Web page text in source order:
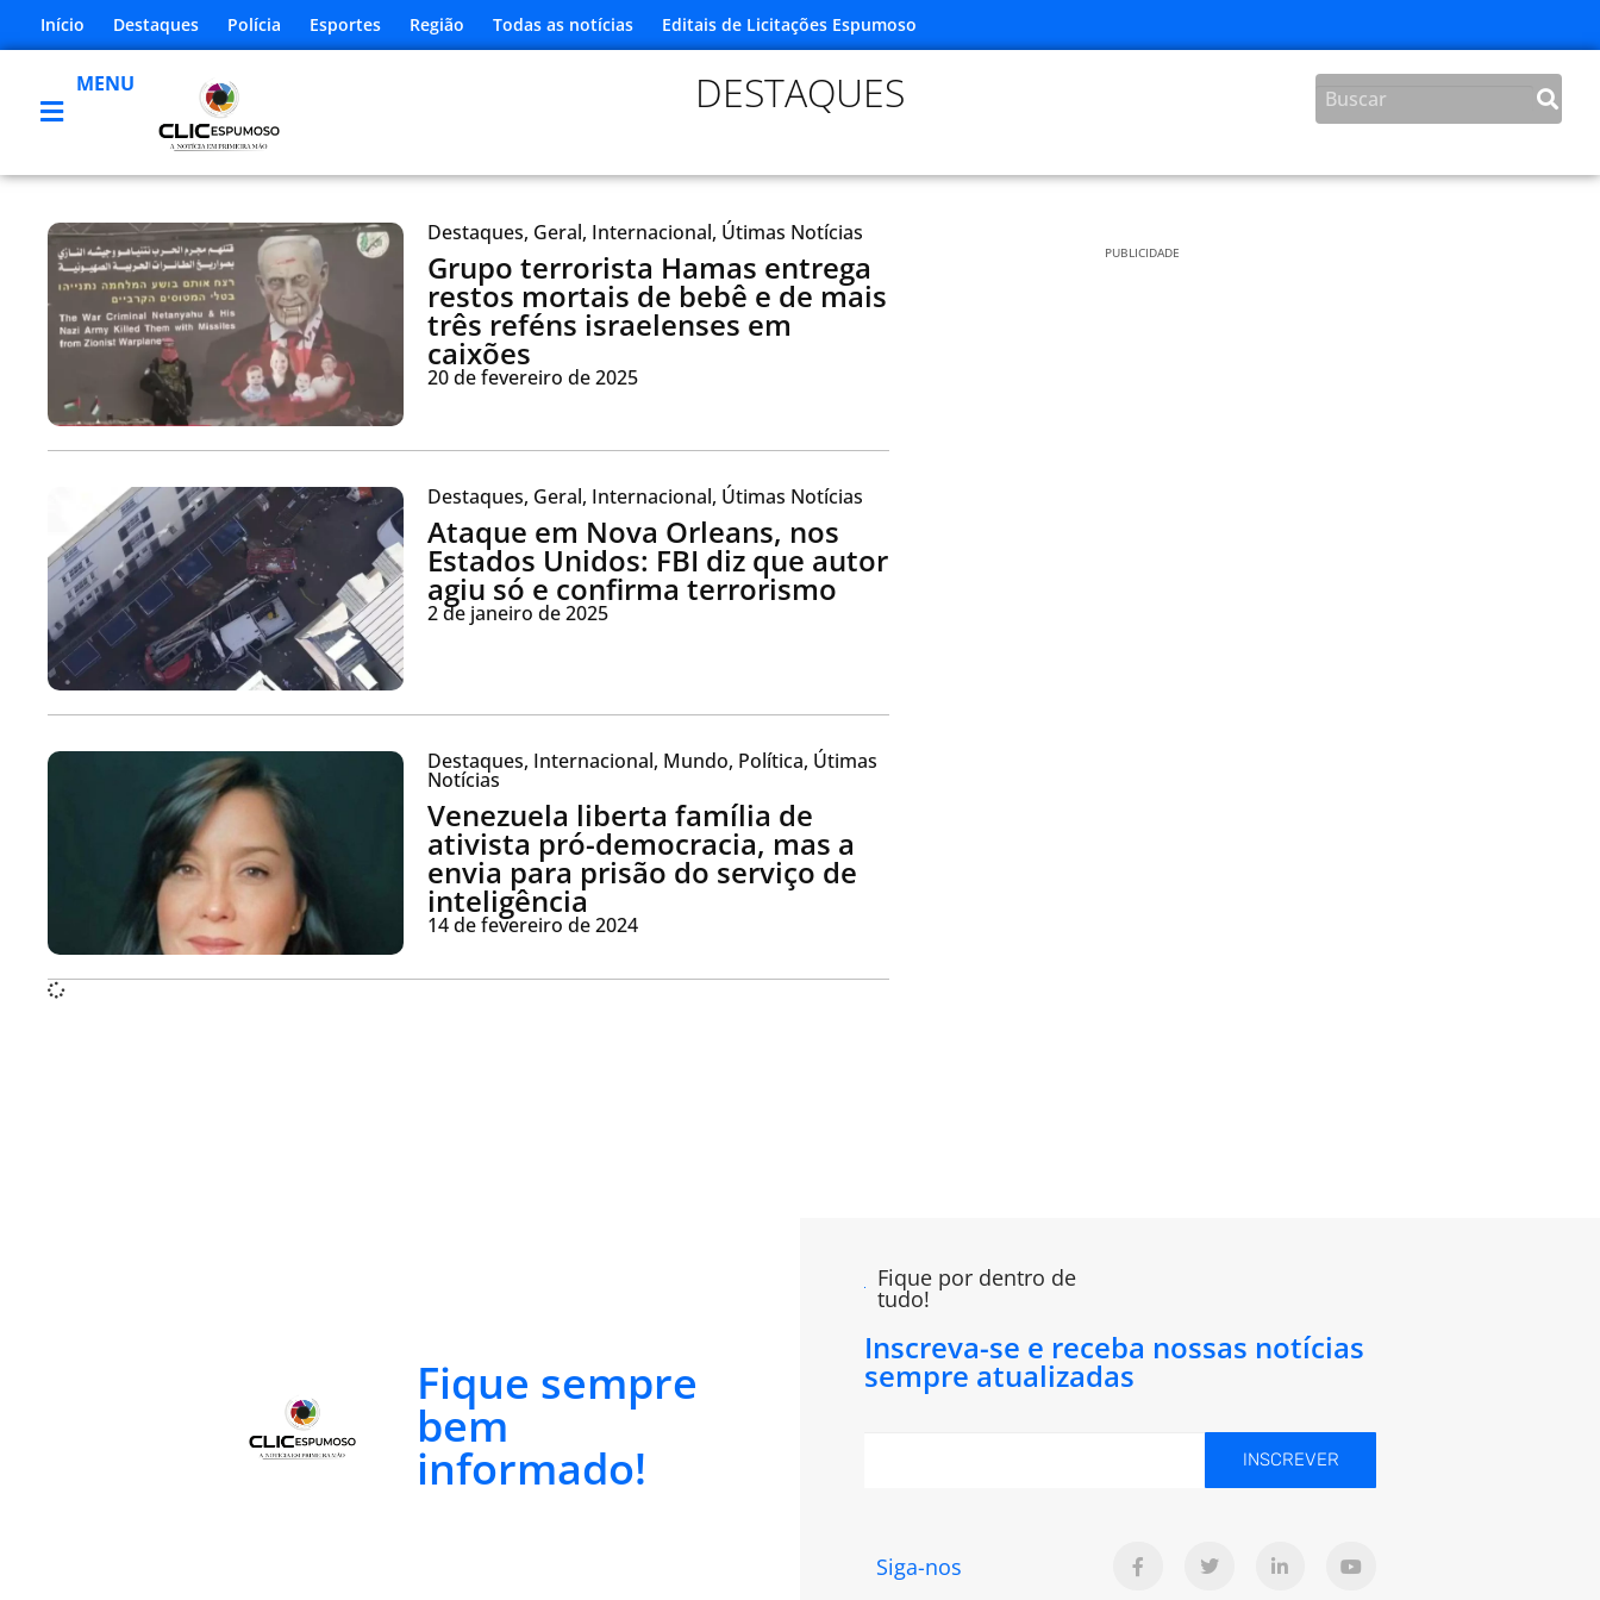
Início Destaques Polícia Esportes Região Todas as notícias Editais de Licitações Espumoso
MENU DESTAQUES
Destaques, Geral, Internacional, Útimas Notícias
Grupo terrorista Hamas entrega
restos mortais de bebê e de mais
três reféns israelenses em
caixões
20 de fevereiro de 2025
Destaques, Geral, Internacional, Útimas Notícias
Ataque em Nova Orleans, nos
Estados Unidos: FBI diz que autor
agiu só e confirma terrorismo
2 de janeiro de 2025
Destaques, Internacional, Mundo, Política, Útimas
Notícias
Venezuela liberta família de
ativista pró-democracia, mas a
envia para prisão do serviço de
inteligência
14 de fevereiro de 2024
PUBLICIDADE
Fique sempre
bem
informado!
Fique por dentro de
tudo!
Inscreva-se e receba nossas notícias
sempre atualizadas
INSCREVER
Siga-nos